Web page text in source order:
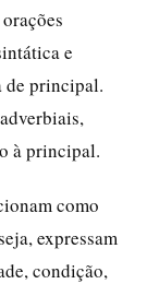
e
de principal.
à principal.
como
expressam
condição,